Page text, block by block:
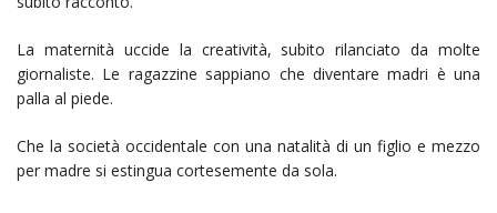
La maternità uccide la creatività, subito rilanciato da molte
giornaliste. Le ragazzine sappiano che diventare madri è una
palla al piede.
Che la società occidentale con una natalità di un figlio e mezzo
per madre si estingua cortesemente da sola.